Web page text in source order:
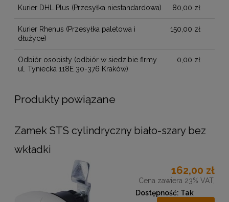
Kurier DHL Plus (Przesyłka niestandardowa) 80,00 zł
Kurier Rhenus (Przesyłka paletowa i
dłużyce)
150,00 zł
Odbiór osobisty (odbiór w siedzibie firmy
ul. Tyniecka 118E 30-376 Kraków)
0,00 zł
Produkty powiązane
Zamek STS cylindryczny biało-szary bez
wkładki
162,00 zł
Cena zawiera 23% VAT,
Dostępność: Tak